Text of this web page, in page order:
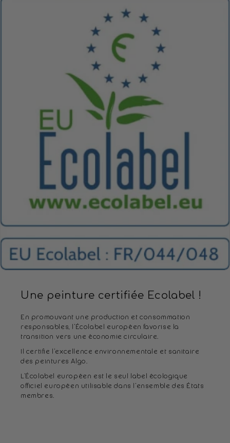
Une peinture certifiée Ecolabel !
En promouvant une production et consommation
responsables, l’Écolabel européen favorise la
transition vers une économie circulaire.
Il certifie l’excellence environnementale et sanitaire
des peintures Algo.
L’Écolabel européen est le seul label écologique
officiel européen utilisable dans l’ensemble des États
membres.